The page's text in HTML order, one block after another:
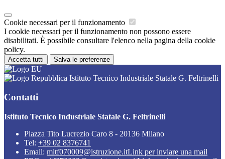
Cookie necessari per il funzionamento
I cookie necessari per il funzionamento non possono essere
disabilitati. È possibile consultare l'elenco nella pagina della cookie
policy.
Accetta tutti Salva le preferenze
Istituto Tecnico Industriale Statale G. Feltrinelli
Contatti
Istituto Tecnico Industriale Statale G. Feltrinelli
Piazza Tito Lucrezio Caro 8 - 20136 Milano
Tel: +39 02 8376741
Email: mitf070009@istruzione.itLink per inviare una mail